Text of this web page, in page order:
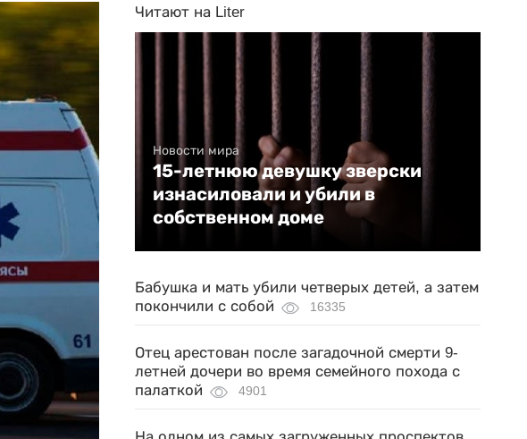
Читают на Liter
Новости мира
15-летнюю девушку зверски
изнасиловали и убили в
собственном доме
Бабушка и мать убили четверых детей, а затем
покончили с собой
16335
Отец арестован после загадочной смерти 9-
летней дочери во время семейного похода с
палаткой
4901